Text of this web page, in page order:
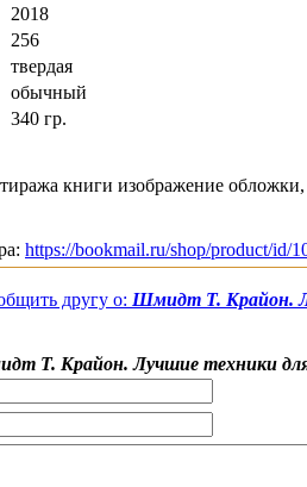
2018
256
твердая
обычный
340 гр.
книги изображение
https://bookmail.ru/shop/product/id/
другу о: Шмидт Т. Крайон.
Т. Крайон. Лучшие техники